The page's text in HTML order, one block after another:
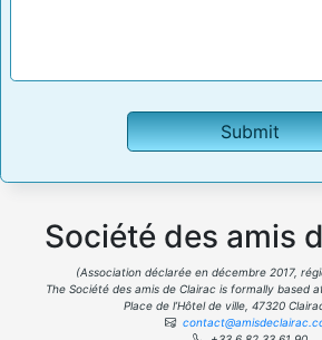
Société des amis
(Association déclarée en décembre 2017,
The Société des amis de Clairac is formally based
Place de l’Hôtel de ville, 47320